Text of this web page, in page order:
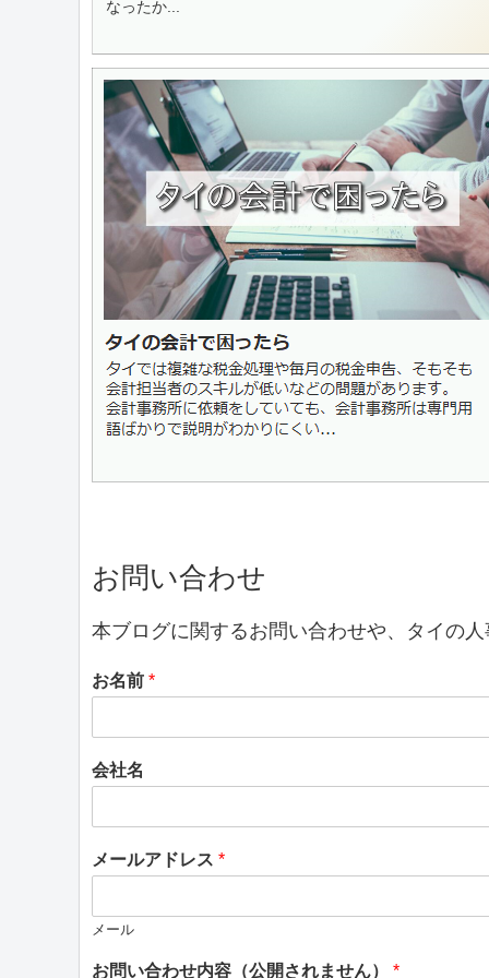
なったか...
お問い合わせ
本ブログに関するお問い合わせや、タイの
お名前 *
会社名
メールアドレス *
メール
お問い合わせ内容（公開されません） *